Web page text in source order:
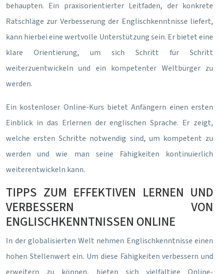
behaupten. Ein praxisorientierter Leitfaden, der konkrete
Ratschläge zur Verbesserung der Englischkenntnisse liefert,
kann hierbei eine wertvolle Unterstützung sein. Er bietet eine
klare Orientierung, um sich Schritt für Schritt
weiterzuentwickeln und ein kompetenter Weltbürger zu
werden.
Ein kostenloser Online-Kurs bietet Anfängern einen ersten
Einblick in das Erlernen der englischen Sprache. Er zeigt,
welche ersten Schritte notwendig sind, um kompetent zu
werden und wie man seine Fähigkeiten kontinuierlich
weiterentwickeln kann.
TIPPS ZUM EFFEKTIVEN LERNEN UND
VERBESSERN VON
ENGLISCHKENNTNISSEN ONLINE
In der globalisierten Welt nehmen Englischkenntnisse einen
hohen Stellenwert ein. Um diese Fähigkeiten verbessern und